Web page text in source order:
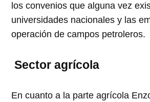
los convenios que alguna vez
universidades nacionales y las
operación de campos
Sector agrícola
En cuanto a la parte agrícola